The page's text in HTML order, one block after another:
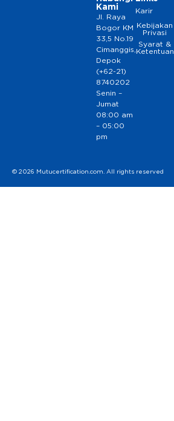
Kami
Jl. Raya
Bogor KM
33,5 No.19
Cimanggis,
Depok
(+62-21)
8740202
Senin –
Jumat
08:00 am
– 05:00
pm
Karir
Kebijakan
Privasi
Syarat &
Ketentuan
© 2026 Mutucertification.com. All rights reserved